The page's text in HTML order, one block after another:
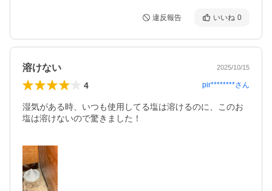
違反報告 いいね 0
溶けない 2025/10/15
4 pir********さん
湿気がある時、いつも使用してる塩は溶けるのに、このお
塩は溶けないので驚きました！